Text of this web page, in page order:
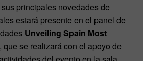
principales novedades de
estará presente en el panel de
Unveiling Spain Most
, que se realizará con el apoyo de